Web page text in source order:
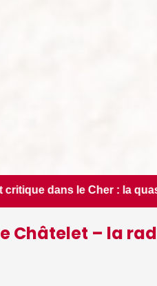
placée en
Châtelet – la